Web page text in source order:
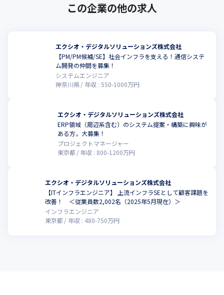
この企業の他の求人
エクシオ・デジタルソリューションズ株式会社
【PM/PM候補/SE】社会インフラを支える！通信システ
ム開発の仲間を募集！
システムエンジニア
神奈川県
年収 : 550-1000万円
エクシオ・デジタルソリューションズ株式会社
ERP領域（周辺系含む）のシステム提案・構築に興味が
ある方，大募集！
プロジェクトマネージャー
東京都
年収 : 800-1200万円
エクシオ・デジタルソリューションズ株式会社
【ITインフラエンジニア】 上流インフラSEとして顧客課題を
改善！ ＜従業員数2,002名（2025年5月現在）＞
インフラエンジニア
東京都
年収 : 480-750万円